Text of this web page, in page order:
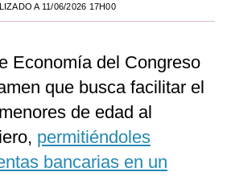
A 11/06/2026 17H00
Economía del Congreso
que busca facilitar el
de edad al
permitiéndoles
bancarias en un